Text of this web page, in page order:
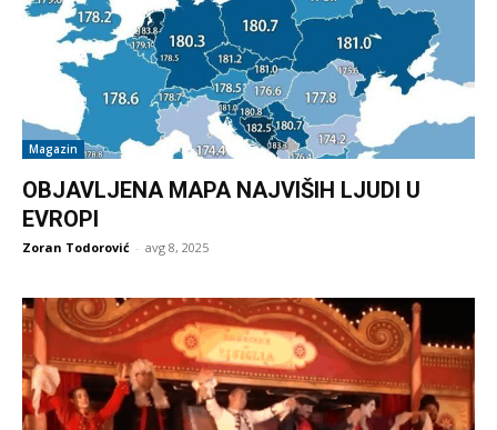
Magazin
OBJAVLJENA MAPA NAJVIŠIH LJUDI U
EVROPI
Zoran Todorović - avg 8, 2025